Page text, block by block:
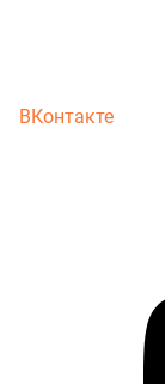
ВКонтакте